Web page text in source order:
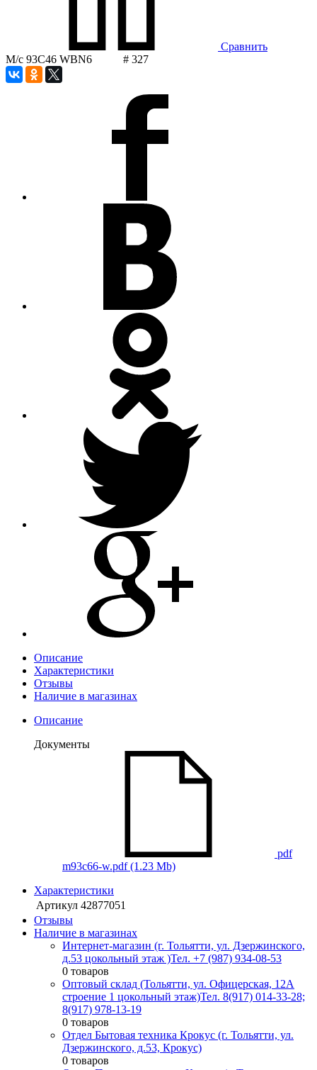
Сравнить
М/с 93C46 WBN6 # 327
Описание
Характеристики
Отзывы
Наличие в магазинах
Описание
Документы
pdf
m93c66-w.pdf(1.23 Mb)
Характеристики
Артикул 42877051
Отзывы
Наличие в магазинах
Интернет-магазин (г. Тольятти, ул. Дзержинского,
д.53 цокольный этаж )Тел. +7 (987) 934-08-53
0 товаров
Оптовый склад (Тольятти, ул. Офицерская, 12А
строение 1 цокольный этаж)Тел. 8(917) 014-33-28;
8(917) 978-13-19
0 товаров
Отдел Бытовая техника Крокус (г. Тольятти, ул.
Дзержинского, д.53, Крокус)
0 товаров